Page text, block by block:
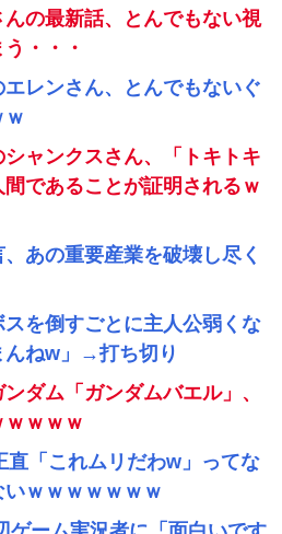
んの最新話、とんでもない視
・・・
エレンさん、とんでもないぐ
ｗ
シャンクスさん、「トキトキ
であることが証明されるｗ
、あの重要産業を破壊し尽く
スを倒すごとに主人公弱くな
んねw」→打ち切り
ダム「ガンダムバエル」、
ｗｗｗ
直「これムリだわw」ってな
ｗｗｗｗｗｗｗ